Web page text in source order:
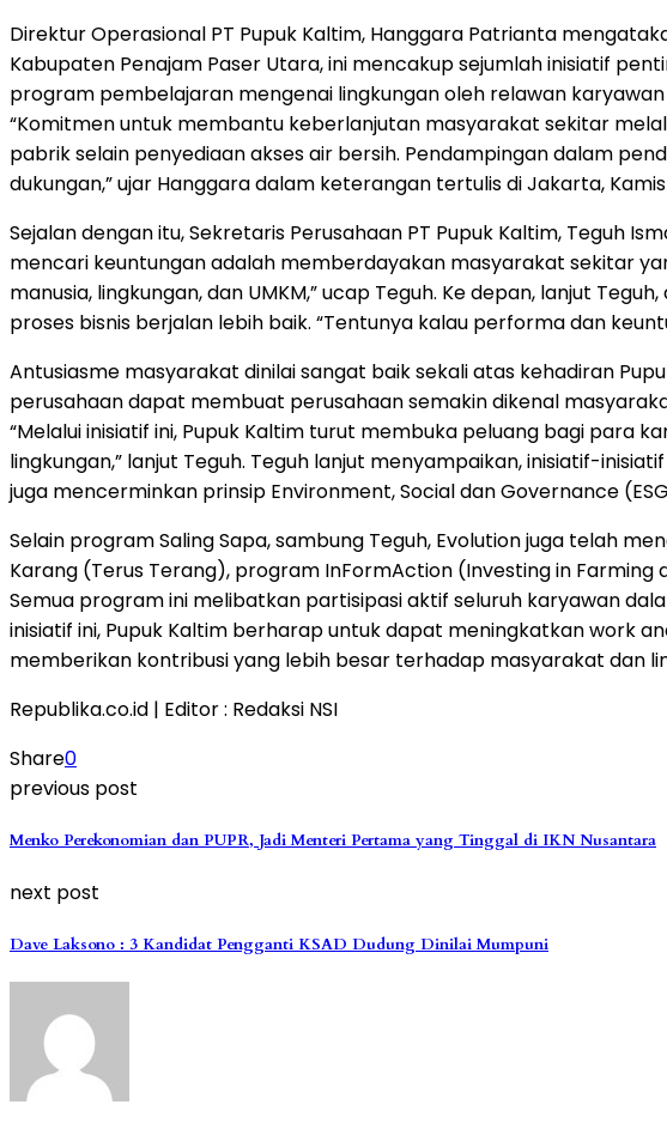
Direktur Operasional PT Pupuk Kaltim, Hanggara Patrianta
Kabupaten Penajam Paser Utara, ini mencakup sejumlah inisiatif
program pembelajaran mengenai lingkungan oleh relawan karyawan
“Komitmen untuk membantu keberlanjutan masyarakat sekitar
pabrik selain penyediaan akses air bersih. Pendampingan dalam
dukungan,” ujar Hanggara dalam keterangan tertulis di Jakarta,
Sejalan dengan itu, Sekretaris Perusahaan PT Pupuk Kaltim, Teguh
mencari keuntungan adalah memberdayakan masyarakat sekitar
manusia, lingkungan, dan UMKM,” ucap Teguh. Ke depan, lanjut
proses bisnis berjalan lebih baik. “Tentunya kalau performa dan
Antusiasme masyarakat dinilai sangat baik sekali atas kehadiran
perusahaan dapat membuat perusahaan semakin dikenal
“Melalui inisiatif ini, Pupuk Kaltim turut membuka peluang bagi para
lingkungan,” lanjut Teguh. Teguh lanjut menyampaikan, inisiatif-
juga mencerminkan prinsip Environment, Social dan Governance
Selain program Saling Sapa, sambung Teguh, Evolution juga telah
Karang (Terus Terang), program InFormAction (Investing in
Semua program ini melibatkan partisipasi aktif seluruh karyawan
inisiatif ini, Pupuk Kaltim berharap untuk dapat meningkatkan work
memberikan kontribusi yang lebih besar terhadap masyarakat dan
Republika.co.id | Editor : Redaksi NSI
Share0
previous post
Menko Perekonomian dan PUPR, Jadi Menteri Pertama yang Tinggal di IKN Nusantara
next post
Dave Laksono : 3 Kandidat Pengganti KSAD Dudung Dinilai Mumpuni